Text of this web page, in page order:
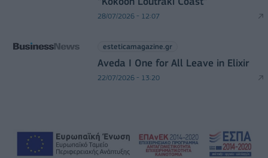
28/07/2026 - 12:07
esteticamagazine.gr
Aveda I One for All Leave in Elixir
22/07/2026 - 13:20